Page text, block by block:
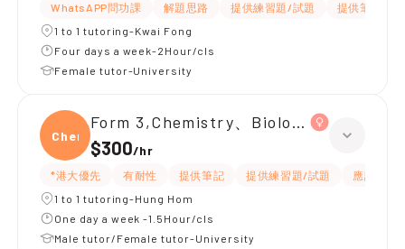
WhatsAPP問功課 解題思路 提供練習題/試題 提供筆記
1 to 1 tutoring-Kwai Fong
Four days a week-2Hour/cls
Female tutor-University
Chemi
Form 3,Chemistry、Biology、Physics
$300/hr
*港大優先 有耐性 提供筆記 提供練習題/試題
應試策略
1 to 1 tutoring-Hung Hom
One day a week -1.5Hour/cls
Male tutor/Female tutor-University